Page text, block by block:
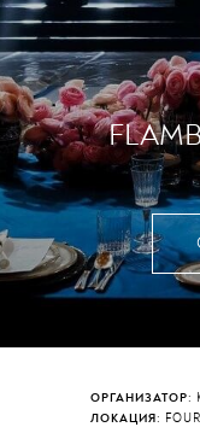
ОРГАНИЗАТОР:
ЛОКАЦИЯ: